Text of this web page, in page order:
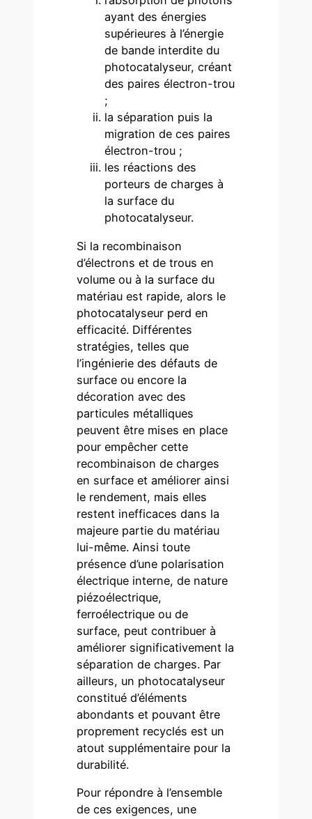
ayant des énergies
supérieures à l’énergie
de bande interdite du
photocatalyseur, créant
des paires électron-trou
;
la séparation puis la
migration de ces paires
électron-trou ;
les réactions des
porteurs de charges à
la surface du
photocatalyseur.
Si la recombinaison
d’électrons et de trous en
volume ou à la surface du
matériau est rapide, alors le
photocatalyseur perd en
efficacité. Différentes
stratégies, telles que
l’ingénierie des défauts de
surface ou encore la
décoration avec des
particules métalliques
peuvent être mises en place
pour empêcher cette
recombinaison de charges
en surface et améliorer ainsi
le rendement, mais elles
restent inefficaces dans la
majeure partie du matériau
lui-même. Ainsi toute
présence d’une polarisation
électrique interne, de nature
piézoélectrique,
ferroélectrique ou de
surface, peut contribuer à
améliorer significativement la
séparation de charges. Par
ailleurs, un photocatalyseur
constitué d’éléments
abondants et pouvant être
proprement recyclés est un
atout supplémentaire pour la
durabilité.
Pour répondre à l’ensemble
de ces exigences, une